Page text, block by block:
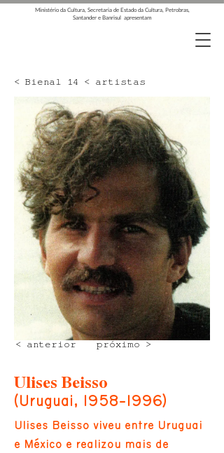
Ministério da Cultura, Secretaria de Estado da Cultura, Petrobras,
Santander e Banrisul apresentam
< Bienal 14 < artistas
próximo >
< anterior
Ulises Beisso
(Uruguai, 1958-1996)
Ulises Beisso viveu entre Uruguai
e México e realizou mais de